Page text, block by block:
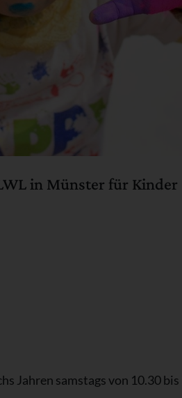
in Münster für Kinder
Jahren samstags von 10.30